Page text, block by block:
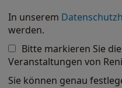
In unserem
werden.
Bitte markieren Sie
Veranstaltungen von
Sie können genau